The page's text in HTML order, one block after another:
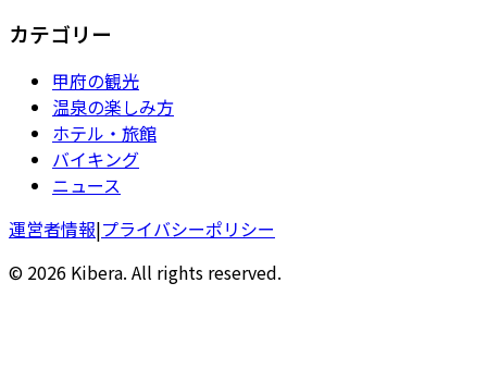
カテゴリー
甲府の観光
温泉の楽しみ方
ホテル・旅館
バイキング
ニュース
運営者情報|プライバシーポリシー
© 2026 Kibera. All rights reserved.